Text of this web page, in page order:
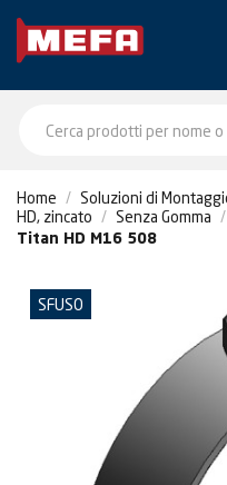
Home Soluzioni di
HD, zincato
Senza Gomma
Titan HD M16 508
SFUSO